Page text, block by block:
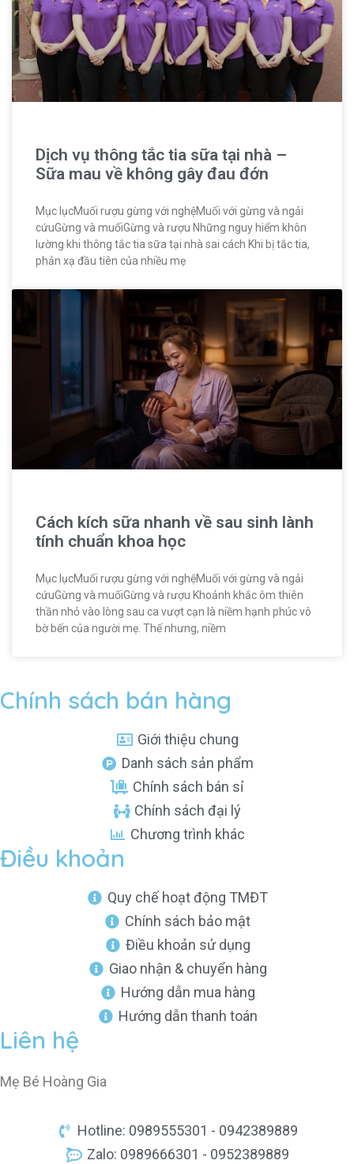
Dịch vụ thông tắc tia sữa tại nhà –
Sữa mau về không gây đau đớn
Mục lụcMuối rượu gừng với nghệMuối với gừng và ngải
cứuGừng và muốiGừng và rượu Những nguy hiểm khôn
lường khi thông tắc tia sữa tại nhà sai cách Khi bị tắc tia,
phản xạ đầu tiên của nhiều mẹ
Cách kích sữa nhanh về sau sinh lành
tính chuẩn khoa học
Mục lụcMuối rượu gừng với nghệMuối với gừng và ngải
cứuGừng và muốiGừng và rượu Khoảnh khắc ôm thiên
thần nhỏ vào lòng sau ca vượt cạn là niềm hạnh phúc vô
bờ bến của người mẹ. Thế nhưng, niềm
Chính sách bán hàng
Giới thiệu chung
Danh sách sản phẩm
Chính sách bán sỉ
Chính sách đại lý
Chương trình khác
Điều khoản
Quy chế hoạt động TMĐT
Chính sách bảo mật
Điều khoản sử dụng
Giao nhận & chuyển hàng
Hướng dẫn mua hàng
Hướng dẫn thanh toán
Liên hệ
Mẹ Bé Hoàng Gia
Hotline: 0989555301 - 0942389889
Zalo: 0989666301 - 0952389889